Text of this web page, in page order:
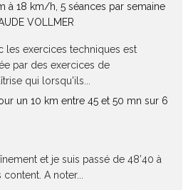
à 18 km/h, 5 séances par semaine
VOLLMER
les exercices techniques est
par des exercices de
qui lorsqu'ils...
un 10 km entre 45 et 50 mn sur 6
et je suis passé de 48’40 à
content. A noter...